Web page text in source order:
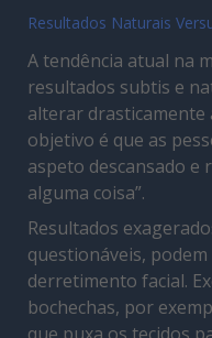
Resultados Naturais
A tendência atual na
resultados subtis e
alterar drasticamente
objetivo é que as
aspeto descansado e
alguma coisa”.
Resultados
questionáveis,
derretimento facial.
bochechas, por